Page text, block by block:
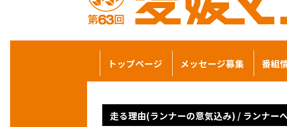
トップページ メッセージ募集 番組
走る理由(ランナーの意気込み) / ランナー